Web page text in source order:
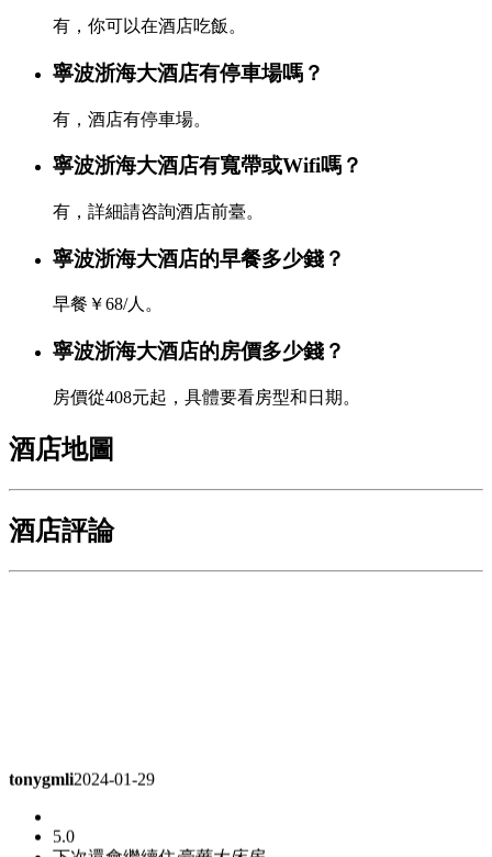
有，你可以在酒店吃飯。
寧波浙海大酒店有停車場嗎？
有，酒店有停車場。
寧波浙海大酒店有寬帶或Wifi嗎？
有，詳細請咨詢酒店前臺。
寧波浙海大酒店的早餐多少錢？
早餐￥68/人。
寧波浙海大酒店的房價多少錢？
房價從408元起，具體要看房型和日期。
酒店地圖
酒店評論
tonygmli2024-01-29
5.0
下次還會繼續住 豪華大床房